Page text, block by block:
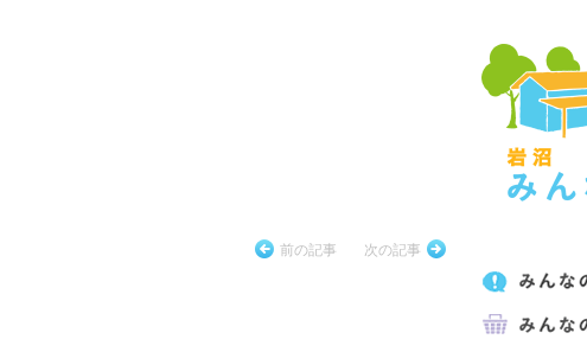
前の記事 次の記事